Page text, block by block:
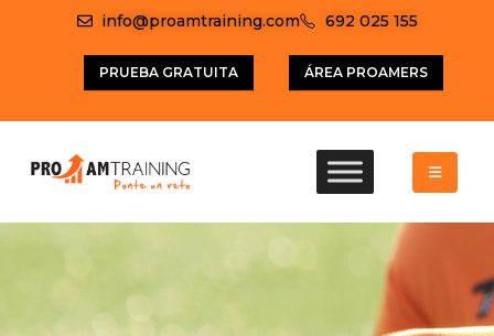
info@proamtraining.com 692 025 155
PRUEBA GRATUITA ÁREA PROAMERS